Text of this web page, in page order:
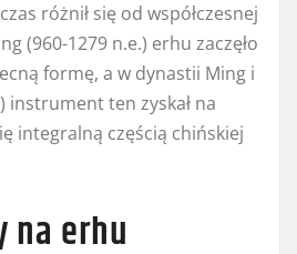
różnił się od współczesnej
(960-1279 n.e.) erhu zaczęło
formę, a w dynastii Ming i
instrument ten zyskał na
integralną częścią chińskiej
na erhu